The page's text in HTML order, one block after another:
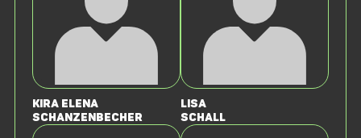
Kira Elena
Schanzenbecher
Lisa
Schall